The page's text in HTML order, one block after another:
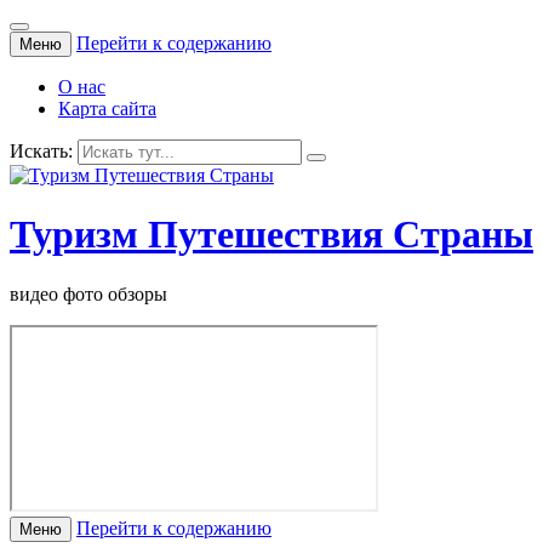
Меню Перейти к содержанию
О нас
Карта сайта
Искать:
Туризм Путешествия Страны
видео фото обзоры
Меню Перейти к содержанию